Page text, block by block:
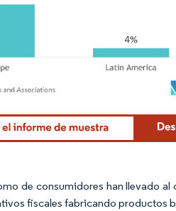
de consumidores han llevado al
fiscales fabricando productos